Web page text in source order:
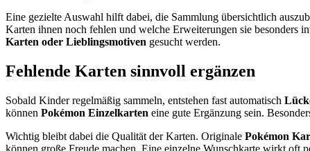
Eine gezielte Auswahl hilft dabei, die Sammlung übersichtlich
Karten ihnen noch fehlen und welche Erweiterungen sie besonders
Karten oder Lieblingsmotiven gesucht werden.
Fehlende Karten sinnvoll ergänzen
Sobald Kinder regelmäßig sammeln, entstehen fast automatisch
können Pokémon Einzelkarten eine gute Ergänzung sein.
Wichtig bleibt dabei die Qualität der Karten. Originale Pokémon
können große Freude machen. Eine einzelne Wunschkarte wirkt oft